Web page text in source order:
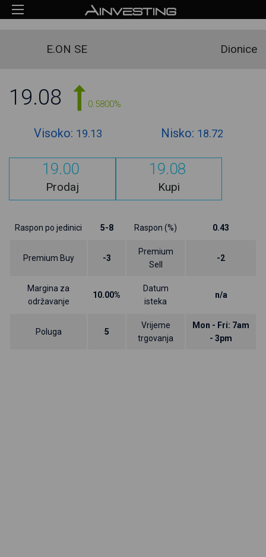
E.ON SE Dionice
19.08 0.5800%
Visoko: 19.13 Nisko: 18.72
19.00
Prodaj
19.08
Kupi
Raspon po jedinici 5-8 Raspon (%) 0.43
Premium Buy -3
Premium
Sell
-2
Margina za
održavanje
10.00%
Datum
isteka
n/a
Poluga 5
Vrijeme
trgovanja
Mon - Fri: 7am
- 3pm